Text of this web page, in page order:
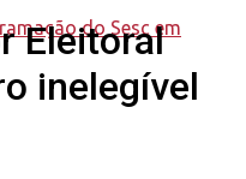
Eleitoral
inelegível